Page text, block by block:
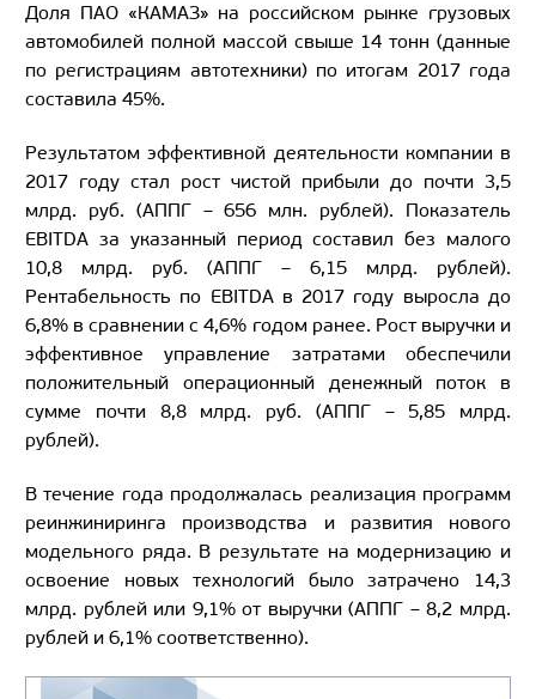
Доля ПАО «КАМАЗ» на российском рынке грузовых
автомобилей полной массой свыше 14 тонн (данные
по регистрациям автотехники) по итогам 2017 года
составила 45%.
Результатом эффективной деятельности компании в
2017 году стал рост чистой прибыли до почти 3,5
млрд. руб. (АППГ – 656 млн. рублей). Показатель
EBITDA за указанный период составил без малого
10,8 млрд. руб. (АППГ – 6,15 млрд. рублей).
Рентабельность по EBITDA в 2017 году выросла до
6,8% в сравнении с 4,6% годом ранее. Рост выручки и
эффективное управление затратами обеспечили
положительный операционный денежный поток в
сумме почти 8,8 млрд. руб. (АППГ – 5,85 млрд.
рублей).
В течение года продолжалась реализация программ
реинжиниринга производства и развития нового
модельного ряда. В результате на модернизацию и
освоение новых технологий было затрачено 14,3
млрд. рублей или 9,1% от выручки (АППГ – 8,2 млрд.
рублей и 6,1% соответственно).